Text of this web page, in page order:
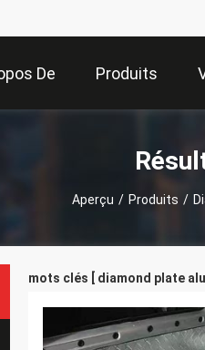
De Produits
Aperçu / Produits /
mots clés [ diamond plate